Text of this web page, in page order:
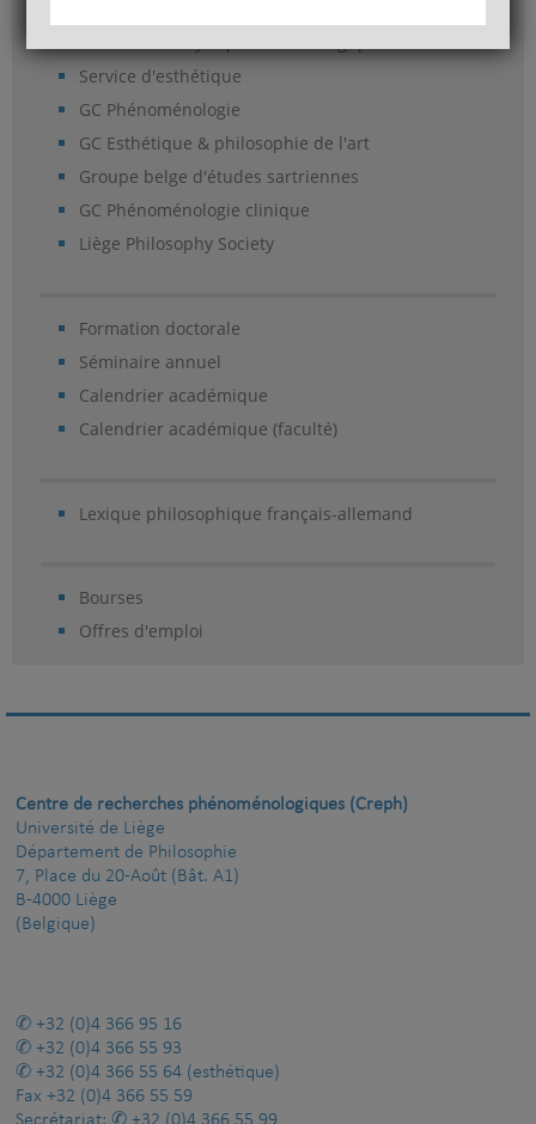
Service d'esthétique
GC Phénoménologie
GC Esthétique & philosophie de l'art
Groupe belge d'études sartriennes
GC Phénoménologie clinique
Liège Philosophy Society
Formation doctorale
Séminaire annuel
Calendrier académique
Calendrier académique (faculté)
Lexique philosophique français-allemand
Bourses
Offres d'emploi
Centre de recherches phénoménologiques (Creph)
Université de Liège
Département de Philosophie
7, Place du 20-Août (Bât. A1)
B-4000 Liège
(Belgique)
+32 (0)4 366 95 16
+32 (0)4 366 55 93
+32 (0)4 366 55 64 (esthétique)
Fax +32 (0)4 366 55 59